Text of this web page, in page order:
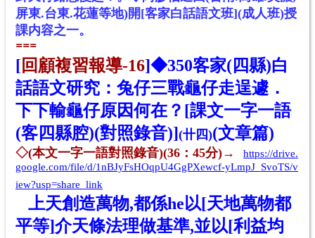
屏東.台東.花蓮等地)開[客家白話語文班](成人班)授
課内容之一。
===
[回顧複習報導-16]◆350客家(四縣)白
話語文研究：兔仔三戰龜仔走逞遽．
下下輸龜仔原因何在？[課文一字一語
(客四縣腔)(對照錄音)](卄 四)(文章篇)
◇(本文一字一語對照錄音)(36：45分)→
https://drive.
google.com/file/d/1nBJyFsHOqpU4GgPXewcf-yLmpJ_SvoTS/v
iew?usp=share_link
上天創造萬物,都係he以[天地萬物都
平等]介天條法理做基準,並以[利益均